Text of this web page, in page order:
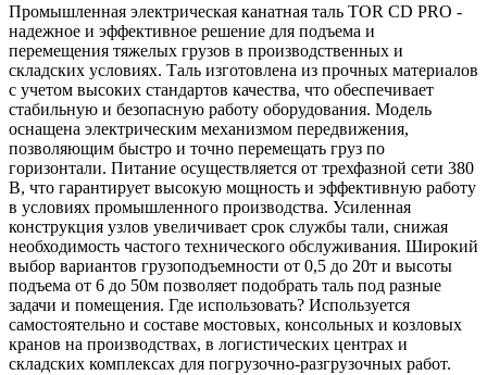
Промышленная электрическая канатная таль TOR CD PRO -
надежное и эффективное решение для подъема и
перемещения тяжелых грузов в производственных и
складских условиях. Таль изготовлена из прочных материалов
с учетом высоких стандартов качества, что обеспечивает
стабильную и безопасную работу оборудования. Модель
оснащена электрическим механизмом передвижения,
позволяющим быстро и точно перемещать груз по
горизонтали. Питание осуществляется от трехфазной сети 380
В, что гарантирует высокую мощность и эффективную работу
в условиях промышленного производства. Усиленная
конструкция узлов увеличивает срок службы тали, снижая
необходимость частого технического обслуживания. Широкий
выбор вариантов грузоподъемности от 0,5 до 20т и высоты
подъема от 6 до 50м позволяет подобрать таль под разные
задачи и помещения. Где использовать? Используется
самостоятельно и составе мостовых, консольных и козловых
кранов на производствах, в логистических центрах и
складских комплексах для погрузочно-разгрузочных работ.